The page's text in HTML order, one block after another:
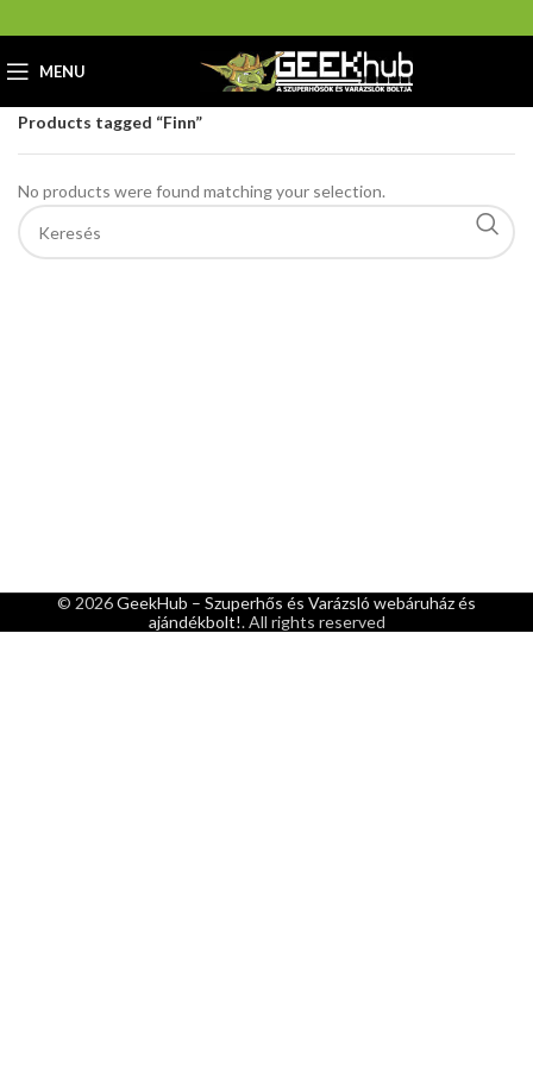
MENU
GeekHub Webáruház és Ajándékbolt
Products tagged “Finn”
No products were found matching your selection.
© 2026GeekHub – Szuperhős és Varázsló webáruház és
ajándékbolt!. All rights reserved